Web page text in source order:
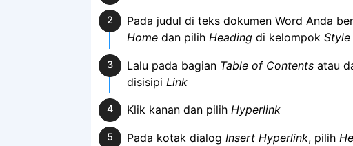
Pada judul di teks dokumen Word Anda
Homedan pilih Headingdi kelompok Style
Lalu pada bagianTable of Contentsatau
disisipi Link
Klik kanan dan pilihHyperlink
Pada kotak dialog Insert Hyperlink, pilih